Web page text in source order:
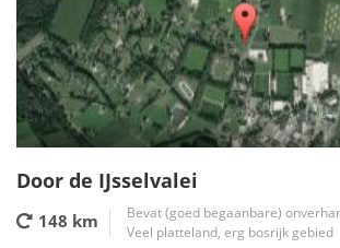
Door de IJsselvalei
148 km
Bevat (goed begaanbare)
Veel platteland, erg bosrijk gebied